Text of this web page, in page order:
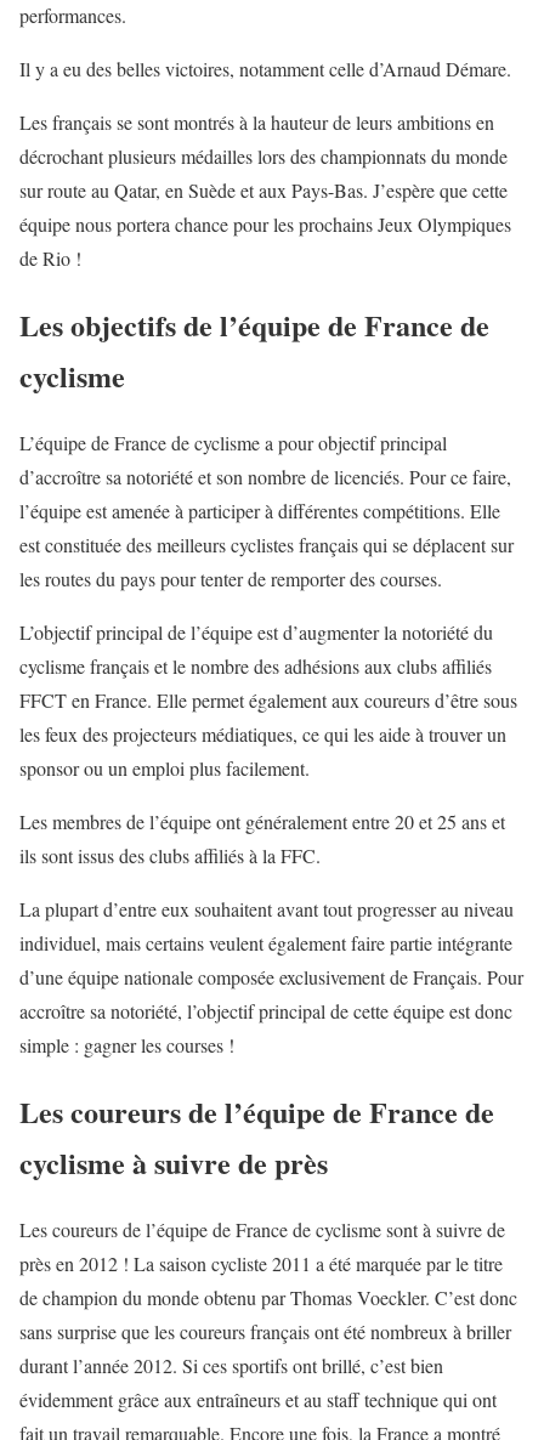
performances.
Il y a eu des belles victoires, notamment celle d’Arnaud Démare.
Les français se sont montrés à la hauteur de leurs ambitions en
décrochant plusieurs médailles lors des championnats du monde
sur route au Qatar, en Suède et aux Pays-Bas. J’espère que cette
équipe nous portera chance pour les prochains Jeux Olympiques
de Rio !
Les objectifs de l’équipe de France de
cyclisme
L’équipe de France de cyclisme a pour objectif principal
d’accroître sa notoriété et son nombre de licenciés. Pour ce faire,
l’équipe est amenée à participer à différentes compétitions. Elle
est constituée des meilleurs cyclistes français qui se déplacent sur
les routes du pays pour tenter de remporter des courses.
L’objectif principal de l’équipe est d’augmenter la notoriété du
cyclisme français et le nombre des adhésions aux clubs affiliés
FFCT en France. Elle permet également aux coureurs d’être sous
les feux des projecteurs médiatiques, ce qui les aide à trouver un
sponsor ou un emploi plus facilement.
Les membres de l’équipe ont généralement entre 20 et 25 ans et
ils sont issus des clubs affiliés à la FFC.
La plupart d’entre eux souhaitent avant tout progresser au niveau
individuel, mais certains veulent également faire partie intégrante
d’une équipe nationale composée exclusivement de Français. Pour
accroître sa notoriété, l’objectif principal de cette équipe est donc
simple : gagner les courses !
Les coureurs de l’équipe de France de
cyclisme à suivre de près
Les coureurs de l’équipe de France de cyclisme sont à suivre de
près en 2012 ! La saison cycliste 2011 a été marquée par le titre
de champion du monde obtenu par Thomas Voeckler. C’est donc
sans surprise que les coureurs français ont été nombreux à briller
durant l’année 2012. Si ces sportifs ont brillé, c’est bien
évidemment grâce aux entraîneurs et au staff technique qui ont
fait un travail remarquable. Encore une fois, la France a montré